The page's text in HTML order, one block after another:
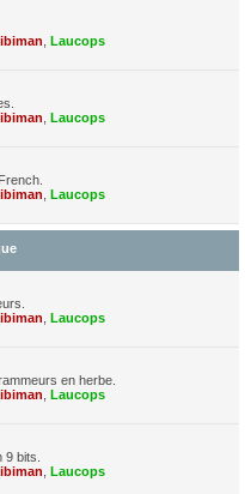
Laucops
Laucops
Laucops
Laucops
en herbe.
Laucops
bits.
Laucops